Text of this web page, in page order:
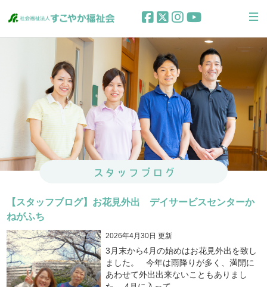
【スタッフブログ】お花見外出 デイサービスセンターか
ねがふち
2026年4月30日 更新
3月末から4月の始めはお花見外出を致し
ました。 今年は雨降りが多く、満開に
あわせて外出出来ないこともありまし